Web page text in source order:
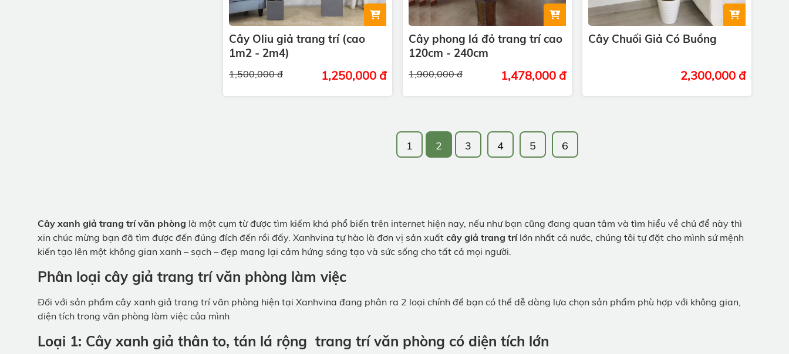
Cây Oliu giả trang trí (cao
1m2 - 2m4)
1,500,000 đ 1,250,000 đ
Cây phong lá đỏ trang trí cao
120cm - 240cm
1,900,000 đ 1,478,000 đ
Cây Chuối Giả Có Buồng
2,300,000 đ
1 2 3 4 5 6
Cây xanh giả trang trí văn phòng là một cụm từ được tìm kiếm khá phổ biến trên internet hiện nay, nếu như bạn cũng đang quan tâm và tìm hiểu về chủ để này thì
xin chúc mừng bạn đã tìm được đến đúng đích đến rồi đấy. Xanhvina tự hào là đơn vị sản xuất cây giả trang trílớn nhất cả nước, chúng tôi tự đặt cho mình sứ mệnh
kiến tạo lên một không gian xanh – sạch – đẹp mang lại cảm hứng sáng tạo và sức sống cho tất cả mọi người.
Phân loại cây giả trang trí văn phòng làm việc
Đối với sản phẩm cây xanh giả trang trí văn phòng hiện tại Xanhvina đang phân ra 2 loại chính để bạn có thể dễ dàng lựa chọn sản phẩm phù hợp với không gian,
diện tích trong văn phòng làm việc của mình
Loại 1: Cây xanh giả thân to, tán lá rộng trang trí văn phòng có diện tích lớn